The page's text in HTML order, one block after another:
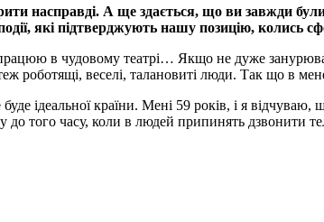
насправді. А ще здається, що ви завжди
які підтверджують нашу позицію, колись
в чудовому театрі… Якщо не дуже
роботящі, веселі, талановиті люди. Так що в
ідеальної країни. Мені 59 років, і я
до того часу, коли в людей припинять дзвонити